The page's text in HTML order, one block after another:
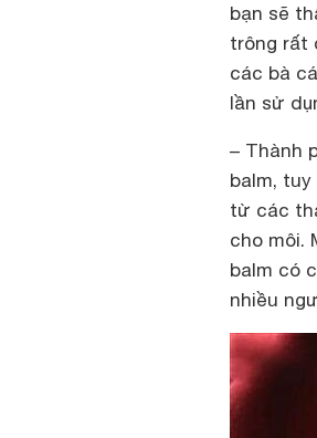
bạn sẽ
trông rất
các bà
lần sử
– Thành
balm,
từ các
cho môi.
balm có
nhiều